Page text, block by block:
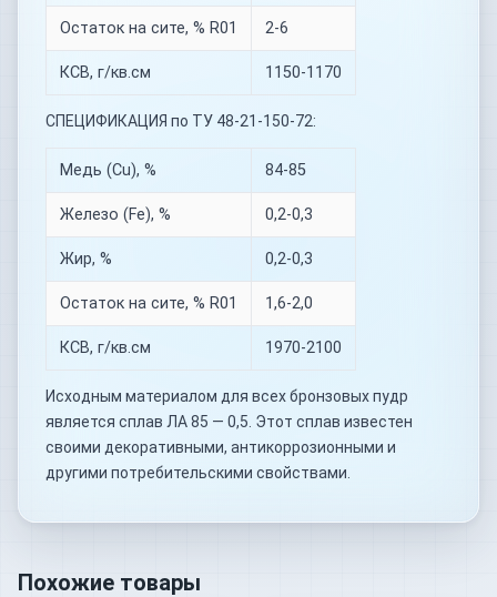
Остаток на сите, % R01 2-6
КСВ, г/кв.см 1150-1170
СПЕЦИФИКАЦИЯ по ТУ 48-21-150-72:
Медь (Cu), % 84-85
Железо (Fe), % 0,2-0,3
Жир, % 0,2-0,3
Остаток на сите, % R01 1,6-2,0
КСВ, г/кв.см 1970-2100
Исходным материалом для всех бронзовых пудр
является сплав ЛА 85 — 0,5. Этот сплав известен
своими декоративными, антикоррозионными и
другими потребительскими свойствами.
Похожие товары